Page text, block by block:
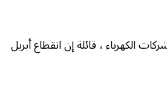
الكهرباء ، قائلة إن انقطاع أبريل